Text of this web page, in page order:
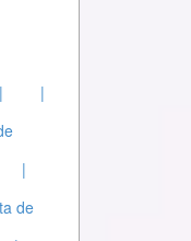
|
|
de